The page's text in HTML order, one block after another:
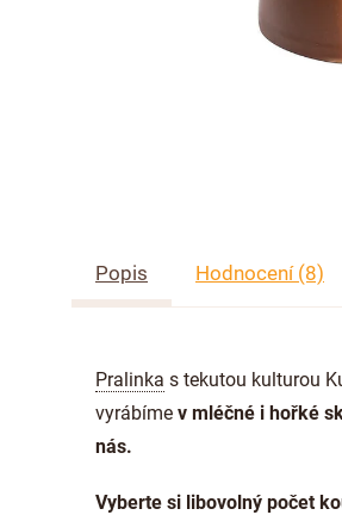
Popis Hodnocení (8)
Pralinka s tekutou kulturou
vyrábíme v mléčné i hořké
nás.
Vyberte si libovolný počet